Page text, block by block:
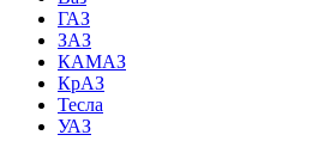
ГАЗ
ЗАЗ
КАМАЗ
КрАЗ
Тесла
УАЗ